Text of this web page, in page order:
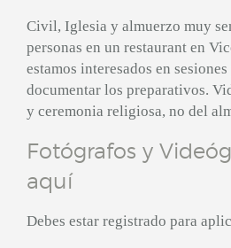
Civil, Iglesia y almuerzo muy
personas en un restaurant en
estamos interesados en
documentar los preparativos.
y ceremonia religiosa, no del
Fotógrafos y
aquí
Debes estar registrado para